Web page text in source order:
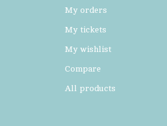
My orders
My tickets
My wishlist
Compare
All products